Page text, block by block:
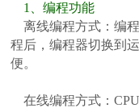
1、编程功能
离线编程方式：编
程后，编程器切换到
便。
在线编程方式：